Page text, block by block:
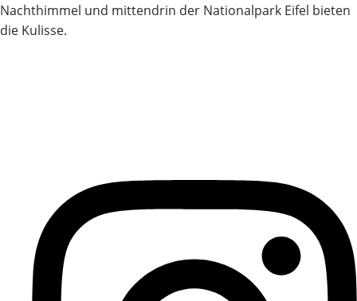
Nachthimmel und mittendrin der Nationalpark Eifel bieten
die Kulisse.